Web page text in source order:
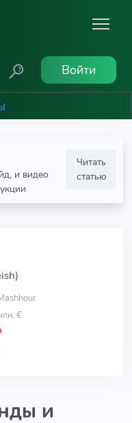
Войти
и видео
Читать
статью
€
и